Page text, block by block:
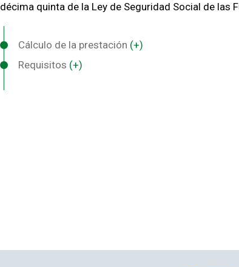
décima quinta de la Ley de Seguridad Social de las
Cálculo de la prestación (+)
Requisitos (+)